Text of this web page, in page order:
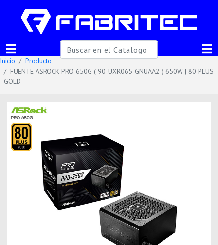
Inicio
Producto
FUENTE ASROCK PRO-650G ( 90-UXR065-GNUAA2 ) 650W | 80 PLUS
GOLD